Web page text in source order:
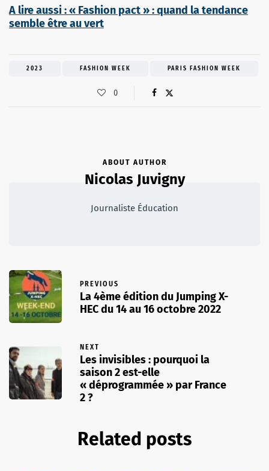
A lire aussi : « Fashion pact » : quand la tendance
semble être au vert
2023 FASHION WEEK PARIS FASHION WEEK
0
ABOUT AUTHOR
Nicolas Juvigny
Journaliste Éducation
PREVIOUS
La 4ème édition du Jumping X-
HEC du 14 au 16 octobre 2022
NEXT
Les invisibles : pourquoi la
saison 2 est-elle
« déprogrammée » par France
2 ?
Related posts